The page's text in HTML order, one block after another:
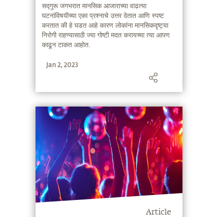
सद्गुरू जगभरात मानसिक आजाराच्या वाढत्या
घटनांविषयीच्या एका प्रश्नाचे उत्तर देतात आणि स्पष्ट
करतात की हे घडत आहे कारण लोकांना मानसिकदृष्ट्या
निरोगी राहण्यासाठी ज्या गोष्टी मदत करायच्या त्या आपण
काढून टाकत आहोत.
Jan 2, 2023
Article